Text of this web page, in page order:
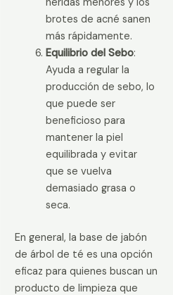
brotes de acné sanen
más rápidamente.
Equilibrio del Sebo:
Ayuda a regular la
producción de sebo, lo
que puede ser
beneficioso para
mantener la piel
equilibrada y evitar
que se vuelva
demasiado grasa o
seca.
En general, la base de jabón
de árbol de té es una opción
eficaz para quienes buscan un
producto de limpieza que